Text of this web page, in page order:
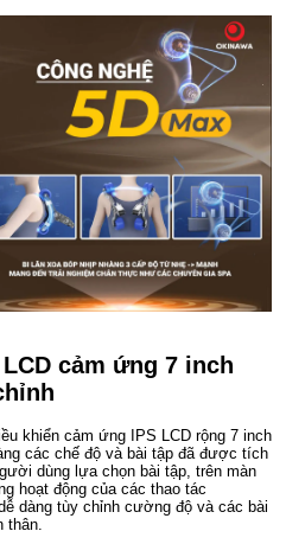
cảm ứng 7 inch
khiển cảm ứng IPS LCD rộng 7 inch
các chế độ và bài tập đã được tích
dùng lựa chọn bài tập, trên màn
hoạt động của các thao tác
dàng tùy chỉnh cường độ và các bài
thân.